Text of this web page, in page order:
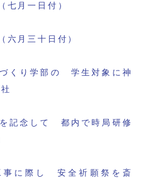
七月一日付）
六月三十日付）
くり学部の 学生対象に神
記念して 都内で時局研修
事に際し 安全祈願祭を斎